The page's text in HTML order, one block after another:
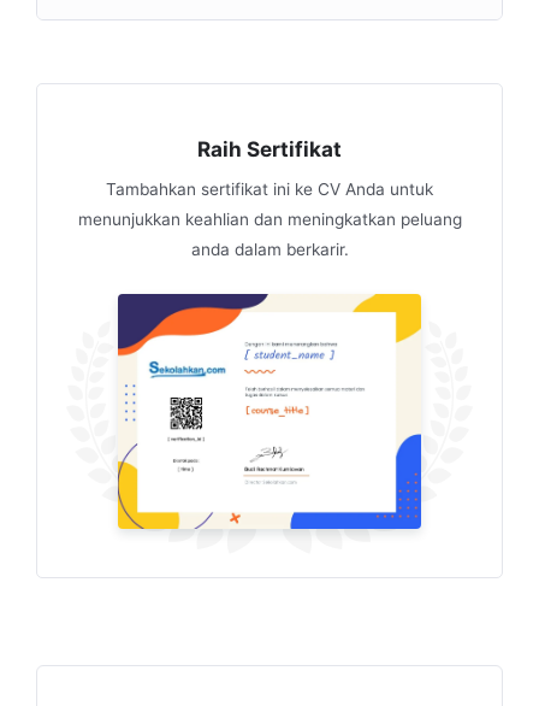
Raih Sertifikat
Tambahkan sertifikat ini ke CV Anda untuk
menunjukkan keahlian dan meningkatkan peluang
anda dalam berkarir.